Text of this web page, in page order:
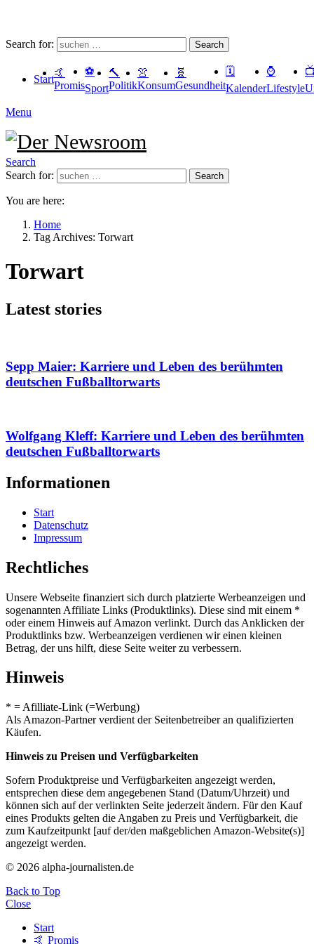
Search for: Search
Start
🤙
Promis
⚽️
Sport
🔨
Politik
👚
Konsum
🧬
Gesundheit
🗓
Kalender
⌚️
Lifestyle
Menu
Search
Search for:
Search
You are here:
Home
Tag Archives: Torwart
Torwart
Latest stories
Sepp Maier: Karriere und Leben des berühmten
deutschen Fußballtorwarts
Wolfgang Kleff: Karriere und Leben des berühmten
deutschen Fußballtorwarts
Informationen
Start
Datenschutz
Impressum
Rechtliches
Unsere Webseite finanziert sich durch platzierte Werbeanzeigen und
sogenannten Affiliate Links (Produktlinks). Diese sind mit einem *
oder einem Hinweis auf Amazon verlinkt. Durch das Anklicken der
Produktlinks bzw. Werbeanzeigen verdienen wir einen kleinen
Betrag, der uns hilft, diese Seite weiter zu verbessern.
Hinweis
* = Afilliate-Link (=Werbung)
Als Amazon-Partner verdient der Seitenbetreiber an qualifizierten
Käufen.
Hinweis zu Preisen und Verfügbarkeiten
Sofern Produktpreise und Verfügbarkeiten angezeigt werden,
entsprechen diese dem angegebenen Stand (Datum/Uhrzeit) und
können sich auf der verlinkten Seite jederzeit ändern. Für den Kauf
eines Produkts gelten die Angaben zu Preis und Verfügbarkeit, die
zum Kaufzeitpunkt [auf der/den maßgeblichen Amazon-Website(s)]
angezeigt werden.
© 2026 alpha-journalisten.de
Back to Top
Close
Start
🤙 Promis